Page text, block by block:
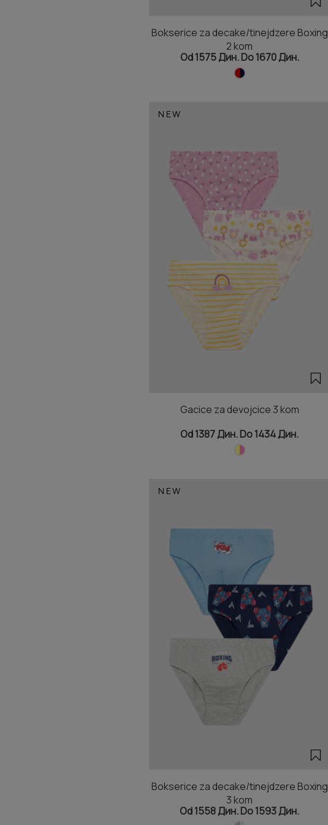
Bokserice za decake/tinejdzere Boxing
2 kom
Od 1575 Дин. Do 1670 Дин.
NEW
Gacice za devojcice 3 kom
Od 1387 Дин. Do 1434 Дин.
NEW
Bokserice za decake/tinejdzere Boxing
3 kom
Od 1558 Дин. Do 1593 Дин.